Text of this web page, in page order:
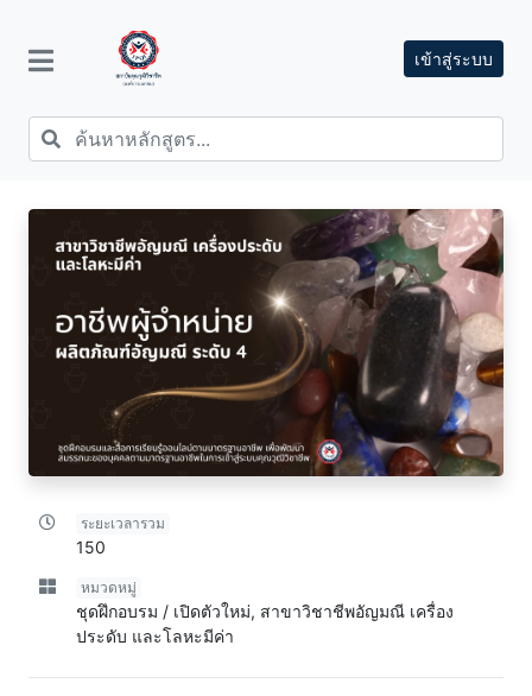
เข้าสู่ระบบ
ระยะเวลารวม
150
หมวดหมู่
ชุดฝึกอบรม / เปิดตัวใหม่, สาขาวิชาชีพอัญมณี เครื่อง
ประดับ และโลหะมีค่า